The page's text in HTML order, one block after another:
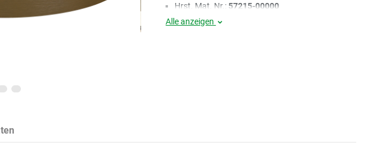
Hrst. Mat. Nr.: 57215-00000
Alle anzeigen